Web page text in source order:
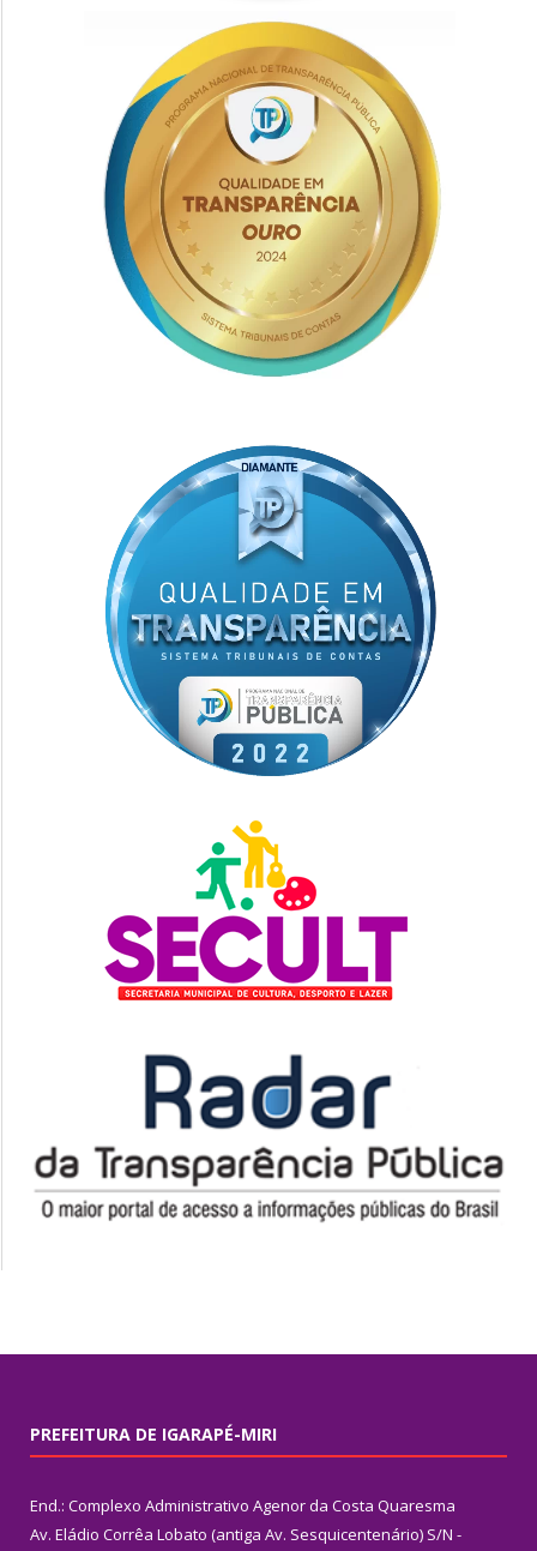
PREFEITURA DE IGARAPÉ-MIRI
End.: Complexo Administrativo Agenor da Costa Quaresma
Av. Eládio Corrêa Lobato (antiga Av. Sesquicentenário) S/N -